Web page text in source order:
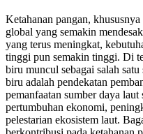
Ketahanan pangan,
global yang semakin
yang terus meningkat,
tinggi pun semakin tinggi. Di
biru muncul sebagai salah
biru adalah pendekatan
pemanfaatan sumber daya
pertumbuhan ekonomi,
pelestarian ekosistem laut.